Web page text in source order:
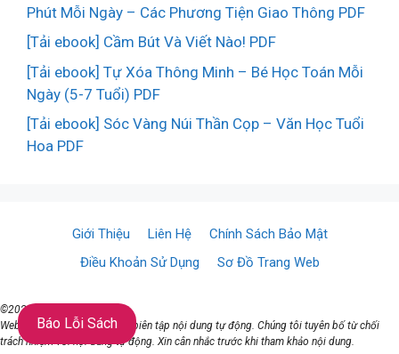
Phút Mỗi Ngày – Các Phương Tiện Giao Thông PDF
[Tải ebook] Cầm Bút Và Viết Nào! PDF
[Tải ebook] Tự Xóa Thông Minh – Bé Học Toán Mỗi
Ngày (5-7 Tuổi) PDF
[Tải ebook] Sóc Vàng Núi Thần Cọp – Văn Học Tuổi
Hoa PDF
Giới Thiệu Liên Hệ
Chính Sách Bảo Mật
Điều Khoản Sử Dụng
Sơ Đồ Trang Web
©2021 ♥ TaiSach.Org
Website đang sử dụng AI để biên tập nội dung tự động. Chúng tôi tuyên bố từ chối
trách nhiệm với nội dung tự động. Xin cân nhắc trước khi tham khảo nội dung.
Báo Lỗi Sách